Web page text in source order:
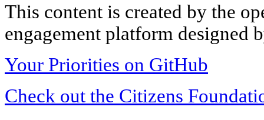
This content is created by the
engagement platform designed
Your Priorities on GitHub
Check out the Citizens